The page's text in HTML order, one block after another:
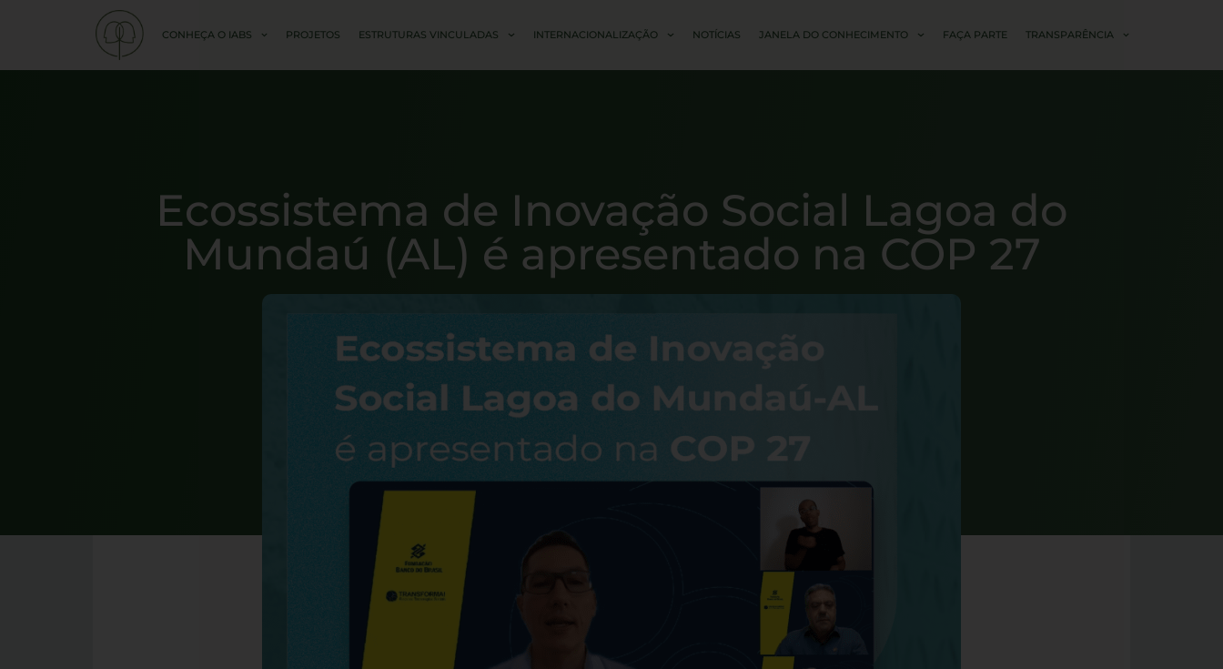
CONHEÇA O IABS PROJETOS ESTRUTURAS VINCULADAS INTERNACIONALIZAÇÃO NOTÍCIAS JANELA DO CONHECIMENTO FAÇA PARTE TRANSPARÊNCIA
Ecossistema de Inovação Social Lagoa do
Mundaú (AL) é apresentado na COP 27